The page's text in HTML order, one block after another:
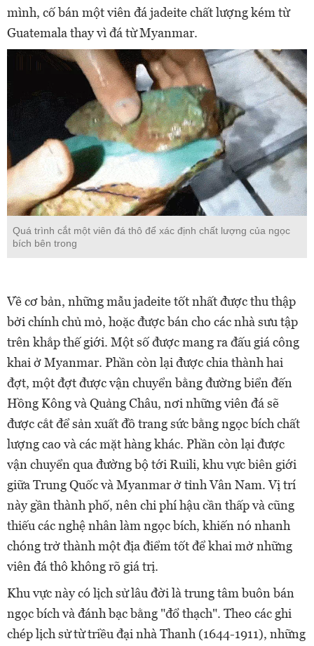
mình, cố bán một viên đá jadeite chất lượng kém từ
Guatemala thay vì đá từ Myanmar.
Quá trình cắt một viên đá thô để xác định chất lượng của ngọc
bích bên trong
Về cơ bản, những mẫu jadeite tốt nhất được thu thập
bởi chính chủ mỏ, hoặc được bán cho các nhà sưu tập
trên khắp thế giới. Một số được mang ra đấu giá công
khai ở Myanmar. Phần còn lại được chia thành hai
đợt, một đợt được vận chuyển bằng đường biển đến
Hồng Kông và Quảng Châu, nơi những viên đá sẽ
được cắt để sản xuất đồ trang sức bằng ngọc bích chất
lượng cao và các mặt hàng khác. Phần còn lại được
vận chuyển qua đường bộ tới Ruili, khu vực biên giới
giữa Trung Quốc và Myanmar ở tỉnh Vân Nam. Vị trí
này gần thành phố, nên chi phí hậu cần thấp và cũng
thiếu các nghệ nhân làm ngọc bích, khiến nó nhanh
chóng trở thành một địa điểm tốt để khai mở những
viên đá thô không rõ giá trị.
Khu vực này có lịch sử lâu đời là trung tâm buôn bán
ngọc bích và đánh bạc bằng "đổ thạch". Theo các ghi
chép lịch sử từ triều đại nhà Thanh (1644-1911), những